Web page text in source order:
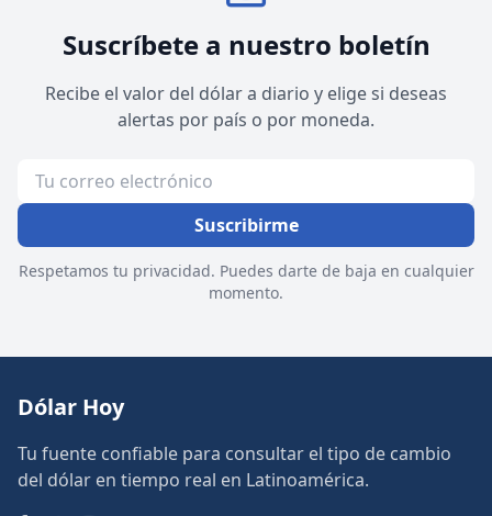
Suscríbete a nuestro boletín
Recibe el valor del dólar a diario y elige si deseas
alertas por país o por moneda.
Suscribirme
Respetamos tu privacidad. Puedes darte de baja en cualquier
momento.
Dólar Hoy
Tu fuente confiable para consultar el tipo de cambio
del dólar en tiempo real en Latinoamérica.